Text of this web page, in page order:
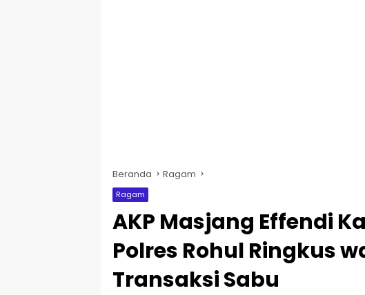
Beranda Ragam
Ragam
AKP Masjang Effendi
Polres Rohul Ringkus
Transaksi Sabu